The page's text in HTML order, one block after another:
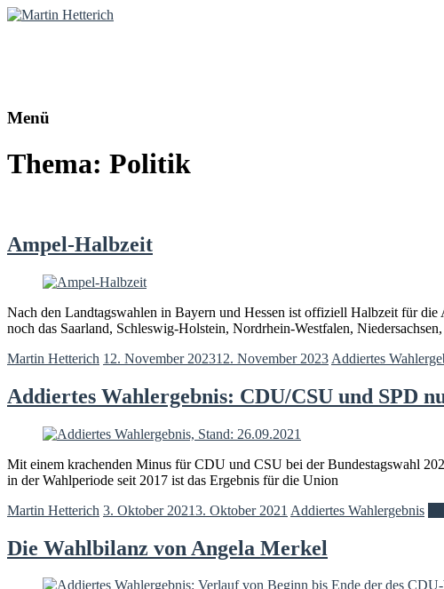
Menü
Thema: Politik
Ampel-Halbzeit
Nach den Landtagswahlen in Bayern und Hessen ist offiziell Halbzeit für
noch das Saarland, Schleswig-Holstein, Nordrhein-Westfalen,
Martin Hetterich 12. November 202312. November 2023 Addiertes
Addiertes Wahlergebnis: CDU/CSU und SPD
Mit einem krachenden Minus für CDU und CSU bei der Bundestagswahl
in der Wahlperiode seit 2017 ist das Ergebnis für die Union
Martin Hetterich 3. Oktober 20213. Oktober 2021 Addiertes Wahlergebnis
Die Wahlbilanz von Angela Merkel